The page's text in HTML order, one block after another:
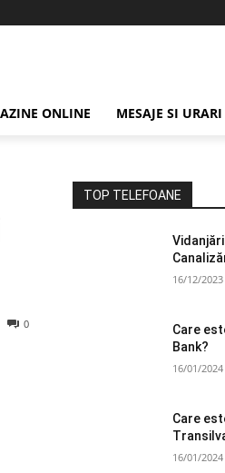
ONLINE MESAJE SI URARI
0
TOP TELEFOANE
16/12/2023
Care
Bank?
16/01/2024
Care
16/01/2024